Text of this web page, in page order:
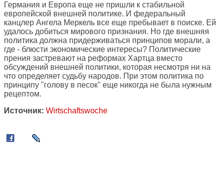
Германия и Европа еще не пришли к стабильной
европейской внешней политике. И федеральный
канцлер Ангела Меркель все еще пребывает в поиске. Ей
удалось добиться мирового признания. Но где внешняя
политика должна придерживаться принципов морали, а
где - блюсти экономические интересы? Политические
прения застревают на реформах Хартца вместо
обсуждений внешней политики, которая несмотря ни на
что определяет судьбу народов. При этом политика по
принципу "голову в песок" еще никогда не была нужным
рецептом.
Источник: Wirtschaftswoche